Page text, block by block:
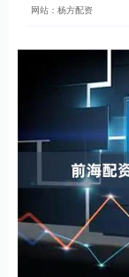
网站：杨方配资